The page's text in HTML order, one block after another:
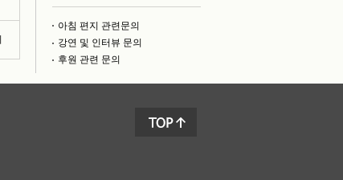
아침 편지 관련문의
강연 및 인터뷰 문의
후원 관련 문의